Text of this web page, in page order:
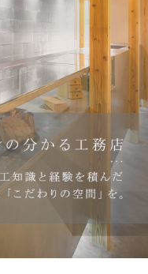
設計業者を選ぶための
（2026年）